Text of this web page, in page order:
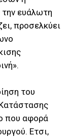
ευάλωτη
προσελκύει
του
που αφορά
Ετσι,